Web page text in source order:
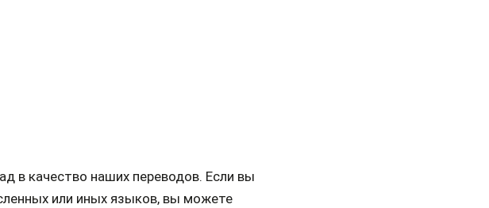
в качество наших переводов. Если вы
или иных языков, вы можете